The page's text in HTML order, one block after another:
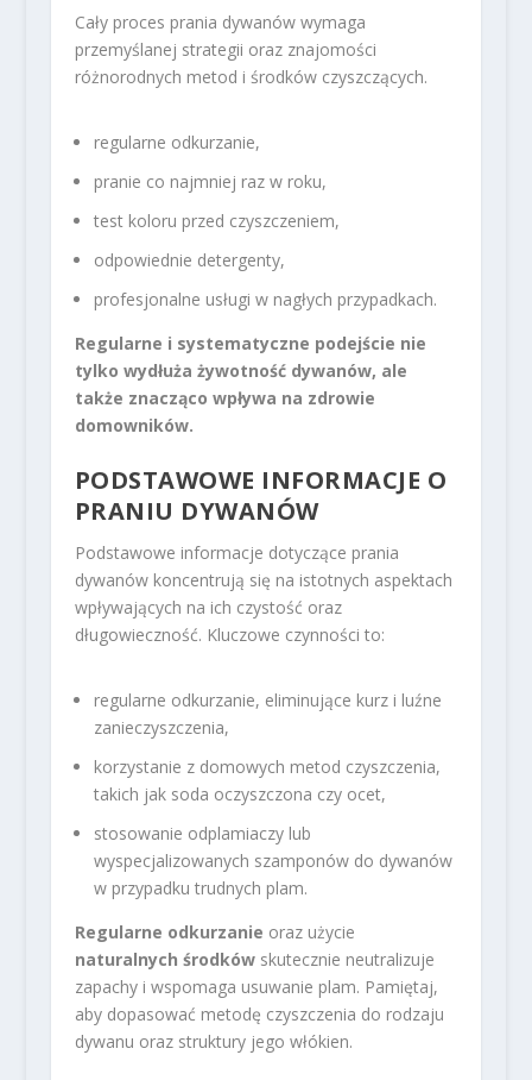
Cały proces prania dywanów wymaga
przemyślanej strategii oraz znajomości
różnorodnych metod i środków czyszczących.
regularne odkurzanie,
pranie co najmniej raz w roku,
test koloru przed czyszczeniem,
odpowiednie detergenty,
profesjonalne usługi w nagłych przypadkach.
Regularne i systematyczne podejście nie
tylko wydłuża żywotność dywanów, ale
także znacząco wpływa na zdrowie
domowników.
PODSTAWOWE INFORMACJE O
PRANIU DYWANÓW
Podstawowe informacje dotyczące prania
dywanów koncentrują się na istotnych aspektach
wpływających na ich czystość oraz
długowieczność. Kluczowe czynności to:
regularne odkurzanie, eliminujące kurz i luźne
zanieczyszczenia,
korzystanie z domowych metod czyszczenia,
takich jak soda oczyszczona czy ocet,
stosowanie odplamiaczy lub
wyspecjalizowanych szamponów do dywanów
w przypadku trudnych plam.
Regularne odkurzanie oraz użycie
naturalnych środkówskutecznie neutralizuje
zapachy i wspomaga usuwanie plam. Pamiętaj,
aby dopasować metodę czyszczenia do rodzaju
dywanu oraz struktury jego włókien.